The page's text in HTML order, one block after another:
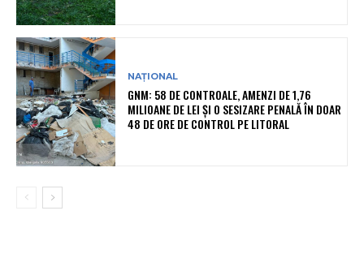
NAȚIONAL
GNM: 58 DE CONTROALE, AMENZI DE 1,76
MILIOANE DE LEI ȘI O SESIZARE PENALĂ ÎN DOAR
48 DE ORE DE CONTROL PE LITORAL